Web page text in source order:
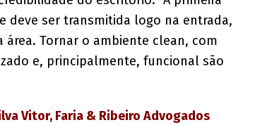
deve ser transmitida logo na entrada,
Tornar o ambiente clean, com
e, principalmente, funcional são
Vitor, Faria & Ribeiro Advogados